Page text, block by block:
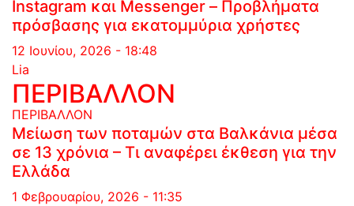
Instagram και Messenger – Προβλήματα
πρόσβασης για εκατομμύρια χρήστες
12 Ιουνίου, 2026 - 18:48
Lia
ΠΕΡΙΒΑΛΛΟΝ
ΠΕΡΙΒΑΛΛΟΝ
Μείωση των ποταμών στα Βαλκάνια μέσα
σε 13 χρόνια – Τι αναφέρει έκθεση για την
Ελλάδα
1 Φεβρουαρίου, 2026 - 11:35